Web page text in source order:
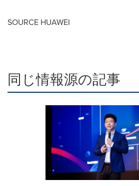
SOURCE HUAWEI
同じ情報源の記事